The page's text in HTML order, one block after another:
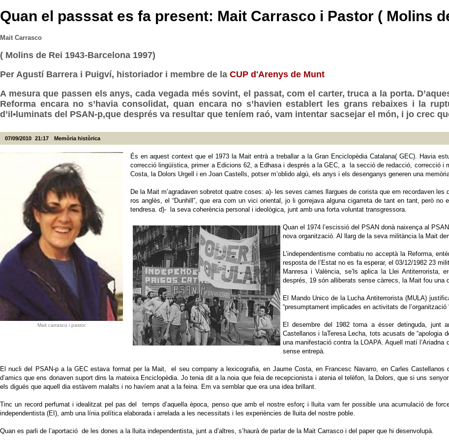
Quan el passsat es fa present: Mait Carrasco i Pastor ( Molins
Mait Carrasco
( Molins de Rei 1943-Barcelona 1997)
Per Agustí Barrera i Puigví, historiador i membre de la CUP d'Arenys de Munt
A mesura que passen els anys, cada vegada més sovint, el passat, com el carter, truca a la porta.
Reforma encara no s’havia consolidat, quan encara no s’havien establert les grans rebaixes i la
d’il•luminats del PSAN-p,que després va resultar que teníem raó, vam intentar sacsejar el món, i jo crec
07/09/2010 21:17 Memòria històrica
Mait carrasco i pastor
És en aquest context que el 1973 la Mait entrà a treballar a la Gran Enciclopèdia Catalana( GEC). Havia
correcció lingüística, primer a Edicions 62, a Edhasa i després a la GEC, a la secció de redacció, correcció
Costa, la Dolors Urgell i en Joan Castells, potser m’oblido algú, els anys i els desenganys generen una
De la Mait m’agradaven sobretot quatre coses: a)- les seves cames llargues de corista que em recordaven
ros anglès, el “Dunhill”, que era com un vici oriental, jo li gorrejava alguna cigarreta de tant en tant, però
tendresa. d)- la seva coherència personal i ideològica, junt amb una forta voluntat transgressora.
Quan el 1974 l’escissió del PSAN donà naixença al
nova organització. Al llarg de la seva militància la Mait
L’independentisme combatiu no acceptà la Reforma,
resposta de l’Estat no es fa esperar, el 03/12/1982 23
Manresa i València, se’ls aplica la Llei Antiterrorista,
després, 19 són alliberats sense càrrecs, la Mait fou una
El Mando Unico de la Lucha Antiterrorista (MULA)
“presumptament implicades en activitats de l’organització
El desembre del 1982 torna a ésser detinguda, junt
Castellanos i laTeresa Lecha, tots acusats de “apologia
una manifestació contra la LOAPA. Aquell matí
sense entrepà.
El nucli del PSAN-p a la GEC estava format per la Mait, el seu company a lexicografia, en Jaume Costa, en Francesc Navarro, en Carles Castellanos
d’amics que ens donaven suport dins la mateixa Enciclopèdia. Jo tenia dit a la noia que feia de recepcionista i atenia el telèfon, la Dolors, que si uns
els digués que aquell dia estàvem malalts i no havíem anat a la feina. Em va semblar que era una idea brillant.
Tinc un record perfumat i idealitzat pel pas del temps d’aquella època, penso que amb el nostre esforç i lluita vam fer possible una acumulació de
independentista (EI), amb una línia política elaborada i arrelada a les necessitats i les experiències de lluita del nostre poble.
Quan es parli de l’aportació de les dones a la lluita independentista, junt a d’altres, s’haurà de parlar de la Mait Carrasco i del paper que hi desenvolupà.